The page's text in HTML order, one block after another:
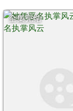
全集完结